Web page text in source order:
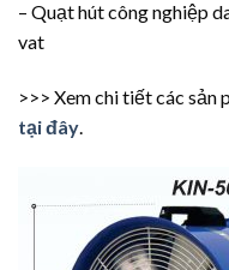
– Quạt hút công nghiệp
vat
>>> Xem chi tiết các sản
tại đây